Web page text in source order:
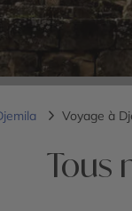
Voyage à
Tous